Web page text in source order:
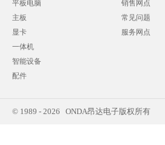
平板电脑
主板
显卡
一体机
智能设备
配件
销售网点
常见问题
服务网点
© 1989 - 2026 ONDA昂达电子版权所有